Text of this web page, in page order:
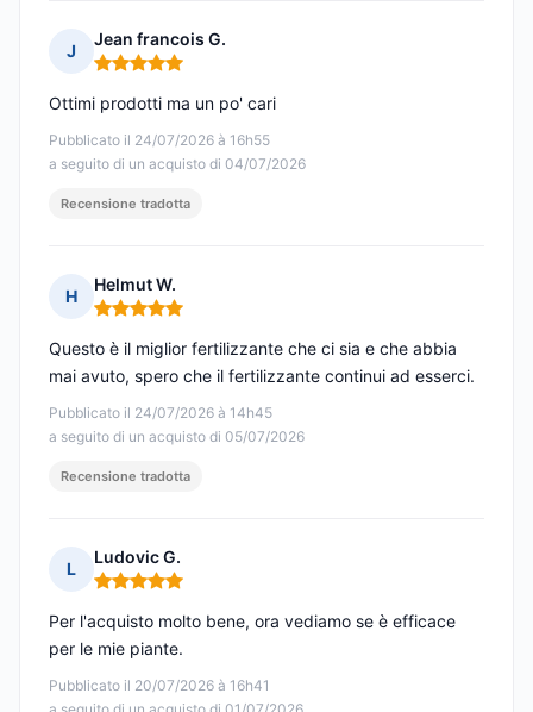
J
Jean francois G.
Nota: 5 su 5
Pubblicato il 24/07/2026 à 16h55
a seguito di un acquisto di 04/07/2026
Ottimi prodotti ma un po' cari
Recensione tradotta
H
Helmut W.
Nota: 5 su 5
Pubblicato il 24/07/2026 à 14h45
a seguito di un acquisto di 05/07/2026
Questo è il miglior fertilizzante che ci sia e che abbia
mai avuto, spero che il fertilizzante continui ad esserci.
Recensione tradotta
L
Ludovic G.
Nota: 5 su 5
Pubblicato il 20/07/2026 à 16h41
Per l'acquisto molto bene, ora vediamo se è efficace
per le mie piante.